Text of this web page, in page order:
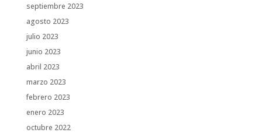
septiembre 2023
agosto 2023
julio 2023
junio 2023
abril 2023
marzo 2023
febrero 2023
enero 2023
octubre 2022